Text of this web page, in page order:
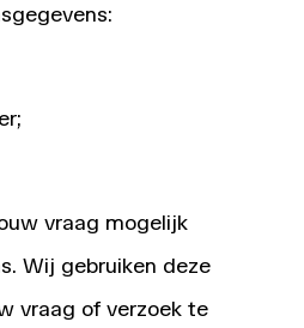
vraag mogelijk
Wij gebruiken deze
vraag of verzoek te